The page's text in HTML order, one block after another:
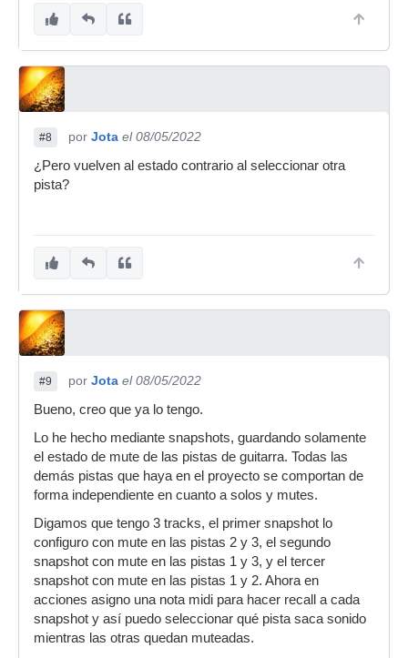
#8 por Jota el 08/05/2022
¿Pero vuelven al estado contrario al seleccionar otra
pista?
#9 por Jota el 08/05/2022
Bueno, creo que ya lo tengo.
Lo he hecho mediante snapshots, guardando solamente
el estado de mute de las pistas de guitarra. Todas las
demás pistas que haya en el proyecto se comportan de
forma independiente en cuanto a solos y mutes.
Digamos que tengo 3 tracks, el primer snapshot lo
configuro con mute en las pistas 2 y 3, el segundo
snapshot con mute en las pistas 1 y 3, y el tercer
snapshot con mute en las pistas 1 y 2. Ahora en
acciones asigno una nota midi para hacer recall a cada
snapshot y así puedo seleccionar qué pista saca sonido
mientras las otras quedan muteadas.